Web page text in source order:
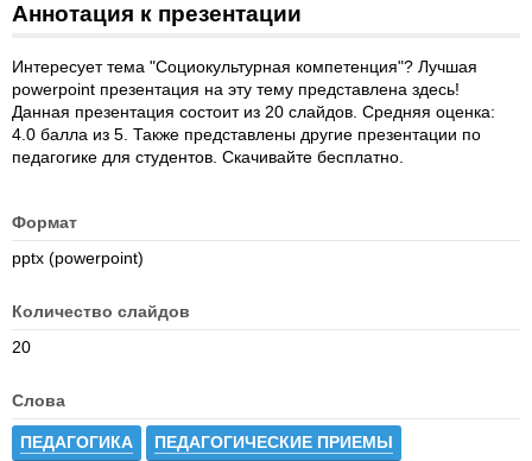
Аннотация к презентации
Интересует тема "Социокультурная компетенция"? Лучшая
powerpoint презентация на эту тему представлена здесь!
Данная презентация состоит из 20 слайдов. Средняя оценка:
4.0 балла из 5. Также представлены другие презентации по
педагогике для студентов. Скачивайте бесплатно.
Формат
pptx (powerpoint)
Количество слайдов
20
Слова
ПЕДАГОГИКА ПЕДАГОГИЧЕСКИЕ ПРИЕМЫ